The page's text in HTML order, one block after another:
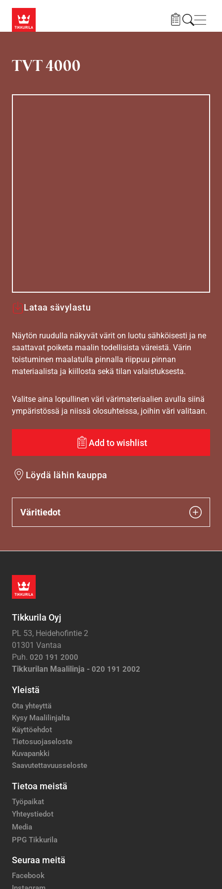
TVT 4000
Lataa sävylastu
Näytön ruudulla näkyvät värit on luotu sähköisesti ja ne
saattavat poiketa maalin todellisista väreistä. Värin
toistuminen maalatulla pinnalla riippuu pinnan
materiaalista ja kiillosta sekä tilan valaistuksesta.
Valitse aina lopullinen väri värimateriaalien avulla siinä
ympäristössä ja niissä olosuhteissa, joihin väri valitaan.
Add to wishlist
Löydä lähin kauppa
Väritiedot
Tikkurila Oyj
PL 53, Heidehofintie 2
01301 Vantaa
Puh. 020 191 2000
Tikkurilan Maalilinja - 020 191 2002
Yleistä
Ota yhteyttä
Kysy Maalilinjalta
Käyttöehdot
Tietosuojaseloste
Kuvapankki
Saavutettavuusseloste
Tietoa meistä
Työpaikat
Yhteystiedot
Media
PPG Tikkurila
Seuraa meitä
Facebook